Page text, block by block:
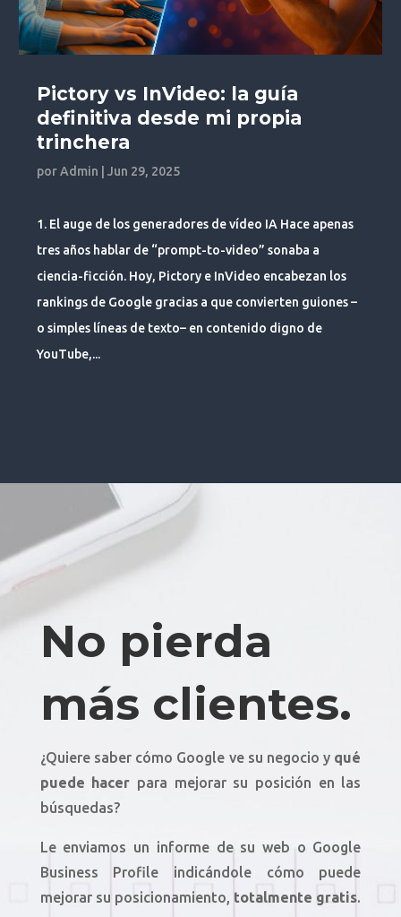
Pictory vs InVideo: la guía
definitiva desde mi propia
trinchera
porAdmin |Jun 29, 2025
1. El auge de los generadores de vídeo IA Hace apenas
tres años hablar de “prompt-to-video” sonaba a
ciencia-ficción. Hoy, Pictory e InVideo encabezan los
rankings de Google gracias a que convierten guiones –
o simples líneas de texto– en contenido digno de
YouTube,...
No pierda
más clientes.
¿Quiere saber cómo Google ve su negocio y qué
puede hacer para mejorar su posición en las
búsquedas?
Le enviamos un informe de su web o Google
Business Profile indicándole cómo puede
mejorar su posicionamiento, totalmente gratis.